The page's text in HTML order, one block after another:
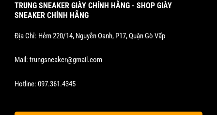
TRUNG SNEAKER GIÀY CHÍNH HÃNG - SHOP GIÀY
SNEAKER CHÍNH HÃNG
Địa Chỉ: Hẻm 220/14, Nguyễn Oanh, P17, Quận Gò Vấp
Mail: trungsneaker@gmail.com
Hotline: 097.361.4345